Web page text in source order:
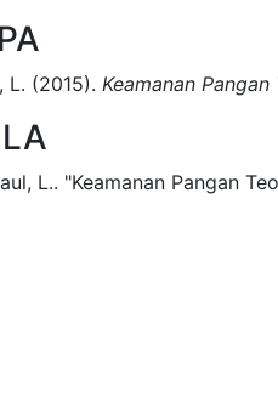
L. (2015). Keamanan
L.. "Keamanan Pangan